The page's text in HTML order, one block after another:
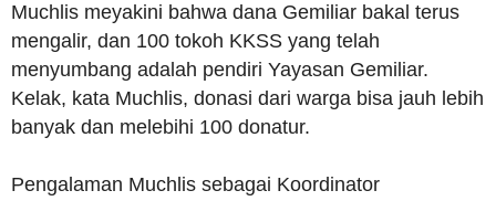
Muchlis meyakini bahwa dana Gemiliar bakal terus
mengalir, dan 100 tokoh KKSS yang telah
menyumbang adalah pendiri Yayasan Gemiliar.
Kelak, kata Muchlis, donasi dari warga bisa jauh lebih
banyak dan melebihi 100 donatur.
Pengalaman Muchlis sebagai Koordinator